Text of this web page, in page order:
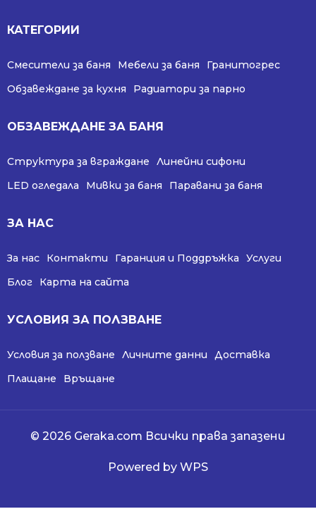
КАТЕГОРИИ
Смесители за баня Мебели за баня
Гранитогрес
Обзавеждане за кухня
Радиатори за парно
ОБЗАВЕЖДАНЕ ЗА БАНЯ
Структура за вграждане
Линейни сифони
LED огледала
Мивки за баня Паравани за баня
ЗА НАС
За нас Контакти Гаранция и Поддръжка
Услуги
Блог
Карта на сайта
УСЛОВИЯ ЗА ПОЛЗВАНЕ
Условия за ползване Личните данни
Доставка
Плащане
Връщане
© 2026 Geraka.com Всички права запазени
Powered by WPS